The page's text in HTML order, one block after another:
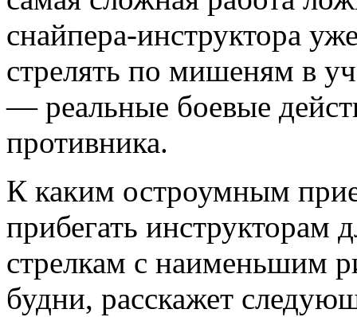
снайпера-инструктора
стрелять по мишеням в
— реальные боевые
противника.
К каким остроумным
прибегать
стрелкам с наименьшим
будни, расскажет